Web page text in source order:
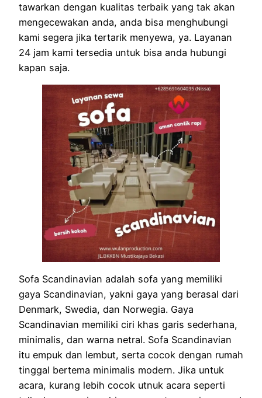
tawarkan dengan kualitas terbaik yang tak akan
mengecewakan anda, anda bisa menghubungi
kami segera jika tertarik menyewa, ya. Layanan
24 jam kami tersedia untuk bisa anda hubungi
kapan saja.
Sofa Scandinavian adalah sofa yang memiliki
gaya Scandinavian, yakni gaya yang berasal dari
Denmark, Swedia, dan Norwegia. Gaya
Scandinavian memiliki ciri khas garis sederhana,
minimalis, dan warna netral. Sofa Scandinavian
itu empuk dan lembut, serta cocok dengan rumah
tinggal bertema minimalis modern. Jika untuk
acara, kurang lebih cocok utnuk acara seperti